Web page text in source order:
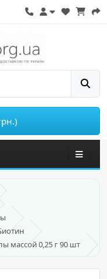
массой 0,25 г 90 шт